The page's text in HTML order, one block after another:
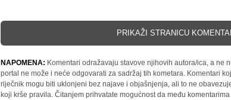
PRIKAŽI STRANICU
NAPOMENA: Komentari odražavaju stavove njihovih autora/ica, a ne
portal ne može i neće odgovarati za sadržaj tih kometara. Komentari
riječnik mogu biti uklonjeni bez najave i objašnjenja, ali to ne
koji krše pravila. Čitanjem prihvatate mogućnost da među